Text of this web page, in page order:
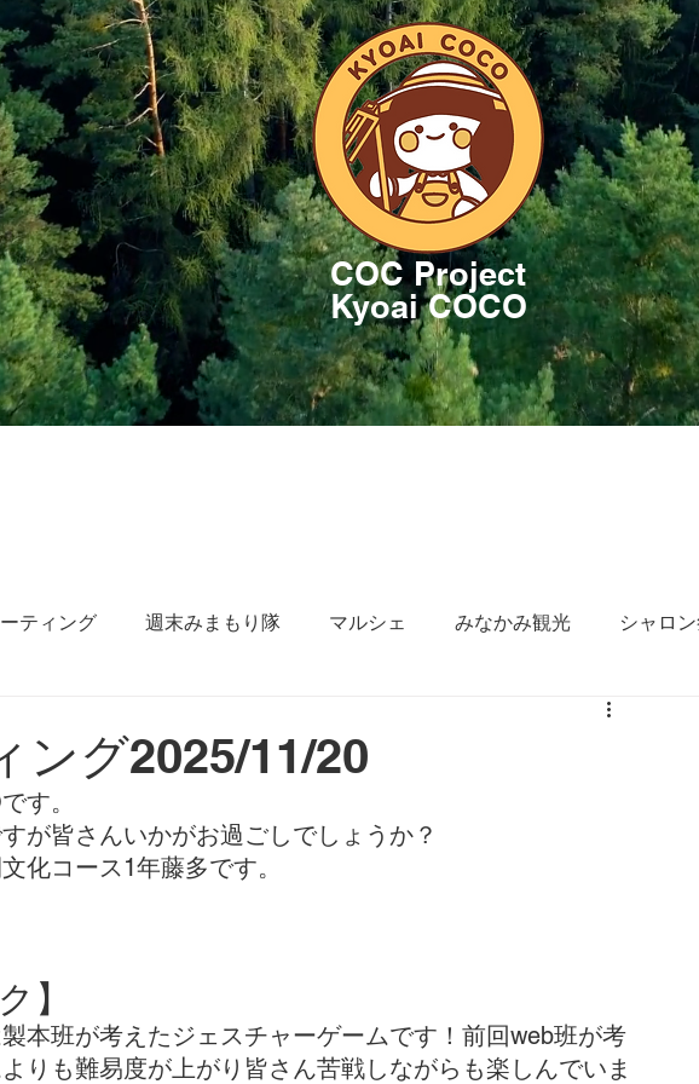
COC Project
Kyoai COCO
ティング 週末みまもり隊 マルシェ みなかみ観光 シャロ
fm gunma
ダム放流
ング2025/11/20
す。
が皆さんいかがお過ごしでしょうか？
化コース1年藤多です。
】
本班が考えたジェスチャーゲームです！前回web班が考
りも難易度が上がり皆さん苦戦しながらも楽しんでいま